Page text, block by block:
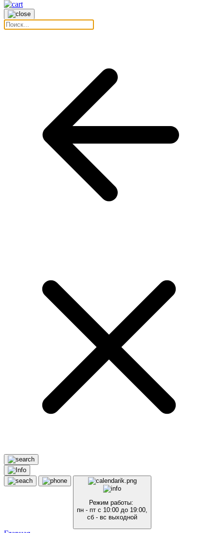
Режим работы:
пн - пт с 10:00 до 19:00,
сб - вс выходной